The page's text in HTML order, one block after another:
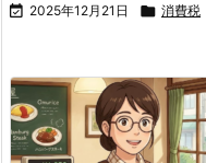
 2025年12月21日  消費税